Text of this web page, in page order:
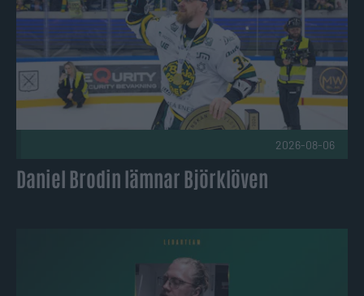
2026-08-06
Daniel Brodin lämnar Björklöven
Hampus Gribbe klar för nytt år – tar även över rollen som